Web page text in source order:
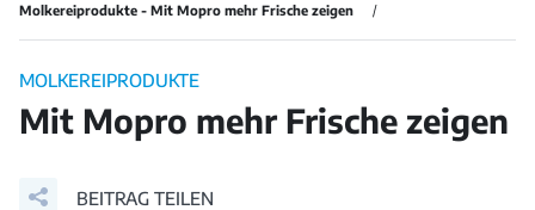
Molkereiprodukte - Mit Mopro mehr Frische zeigen
MOLKEREIPRODUKTE
Mit Mopro mehr Frische zeigen
BEITRAG TEILEN